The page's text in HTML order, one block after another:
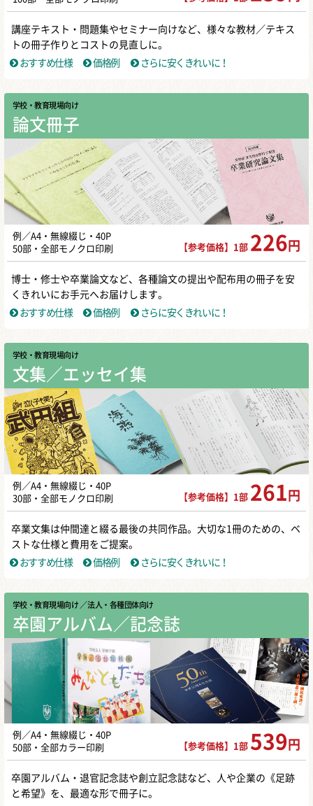
講座テキスト・問題集やセミナー向けなど、様々な教材／テキス
トの冊子作りとコストの見直しに。
おすすめ仕様
価格例 さらに安くきれいに！
学校・教育現場向け
論文冊子
例／A4・無線綴じ・40P
50部・全部モノクロ印刷
【参考価格】1部 226 円
博士・修士や卒業論文など、各種論文の提出や配布用の冊子を安
くきれいにお手元へお届けします。
おすすめ仕様
価格例 さらに安くきれいに！
学校・教育現場向け
文集／エッセイ集
例／A4・無線綴じ・40P
30部・全部モノクロ印刷
【参考価格】1部 261 円
卒業文集は仲間達と綴る最後の共同作品。大切な1冊のための、ベ
ストな仕様と費用をご提案。
おすすめ仕様
価格例 さらに安くきれいに！
学校・教育現場向け ／ 法人・各種団体向け
卒園アルバム／記念誌
例／A4・無線綴じ・40P
50部・全部カラー印刷
【参考価格】1部 539 円
卒園アルバム・退官記念誌や創立記念誌など、人や企業の《足跡
と希望》を、最適な形で冊子に。